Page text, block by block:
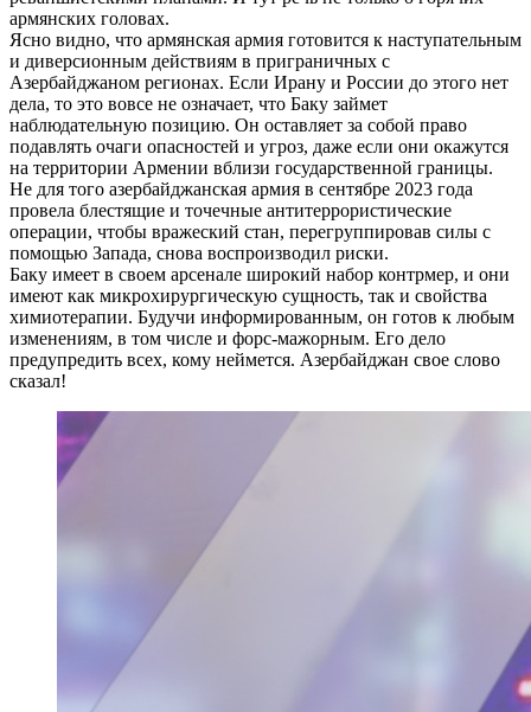
армянских головах.
Ясно видно, что армянская армия готовится к наступательным
и диверсионным действиям в приграничных с
Азербайджаном регионах. Если Ирану и России до этого нет
дела, то это вовсе не означает, что Баку займет
наблюдательную позицию. Он оставляет за собой право
подавлять очаги опасностей и угроз, даже если они окажутся
на территории Армении вблизи государственной границы.
Не для того азербайджанская армия в сентябре 2023 года
провела блестящие и точечные антитеррористические
операции, чтобы вражеский стан, перегруппировав силы с
помощью Запада, снова воспроизводил риски.
Баку имеет в своем арсенале широкий набор контрмер, и они
имеют как микрохирургическую сущность, так и свойства
химиотерапии. Будучи информированным, он готов к любым
изменениям, в том числе и форс-мажорным. Его дело
предупредить всех, кому неймется. Азербайджан свое слово
сказал!